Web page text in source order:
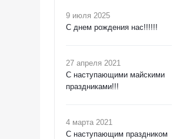
9 июля 2025
С днем рождения нас!!!!!!
27 апреля 2021
C наступающими майскими
праздниками!!!
4 марта 2021
C наступающим праздником